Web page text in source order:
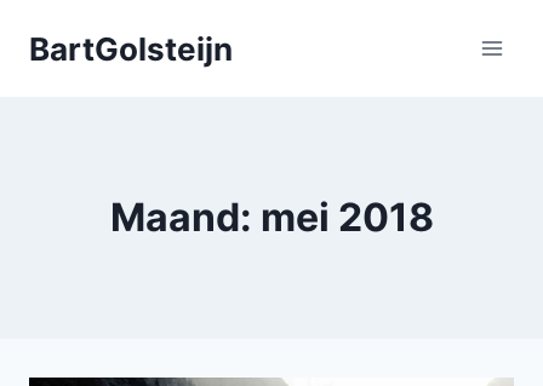
naarBartGolsteijn
Maand: mei 2018